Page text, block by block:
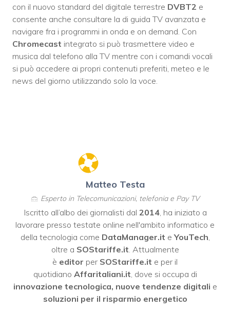
con il nuovo standard del digitale terrestre DVBT2 e
consente anche consultare la di guida TV avanzata e
navigare fra i programmi in onda e on demand. Con
Chromecast integrato si può trasmettere video e
musica dal telefono alla TV mentre con i comandi vocali
si può accedere ai propri contenuti preferiti, meteo e le
news del giorno utilizzando solo la voce.
Matteo Testa
Esperto in Telecomunicazioni, telefonia e Pay TV
Iscritto all’albo dei giornalisti dal 2014, ha iniziato a
lavorare presso testate online nell'ambito informatico e
della tecnologia come DataManager.it eYouTech,
oltre a SOStariffe.it. Attualmente
è editor per SOStariffe.it e per il
quotidiano Affaritaliani.it, dove si occupa di
innovazione tecnologica, nuove tendenze digitali e
soluzioni per il risparmio energetico